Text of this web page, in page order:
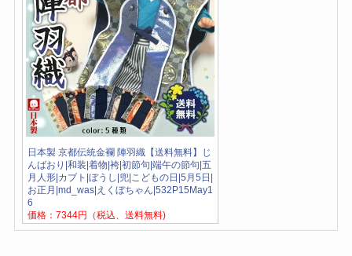
日本製 京都伝統金襴 陣羽織【送料無料】じ
んばおり|和装|着物|袴|初節句|端午の節句|五
月人形|カブト|ぼうし|兜|こどもの日|5月5日|
お正月|md_was|えくぼちゃん|532P15May1
6
価格：7344円（税込、送料無料)